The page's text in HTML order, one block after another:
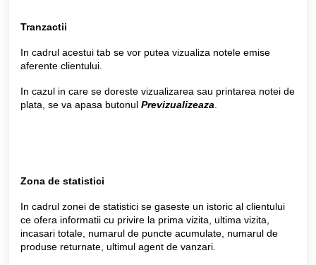
Tranzactii
In cadrul acestui tab se vor putea vizualiza notele emise
aferente clientului.
In cazul in care se doreste vizualizarea sau printarea notei de
plata, se va apasa butonul Previzualizeaza
Zona de statistici
In cadrul zonei de statistici se gaseste un istoric al clientului
ce ofera informatii cu privire la prima vizita, ultima vizita,
incasari totale, numarul de puncte acumulate, numarul de
produse returnate, ultimul agent de vanzari.